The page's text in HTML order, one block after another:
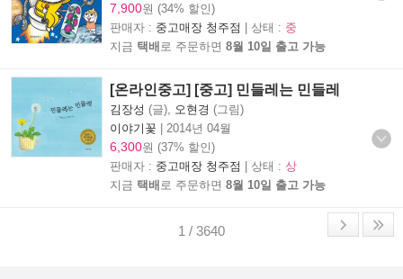
7,900원 (34% 할인)
판매자 : 중고매장 청주점 | 상태 : 중
지금 택배 로 주문하면 8월 10일 출고 가능
[온라인중고] [중고] 민들레는 민들레
김장성 (글), 오현경 (그림)
이야기꽃
2014년 04월
6,300원 (37% 할인)
판매자 : 중고매장 청주점 | 상태 : 상
지금 택배 로 주문하면 8월 10일 출고 가능
1 / 3640